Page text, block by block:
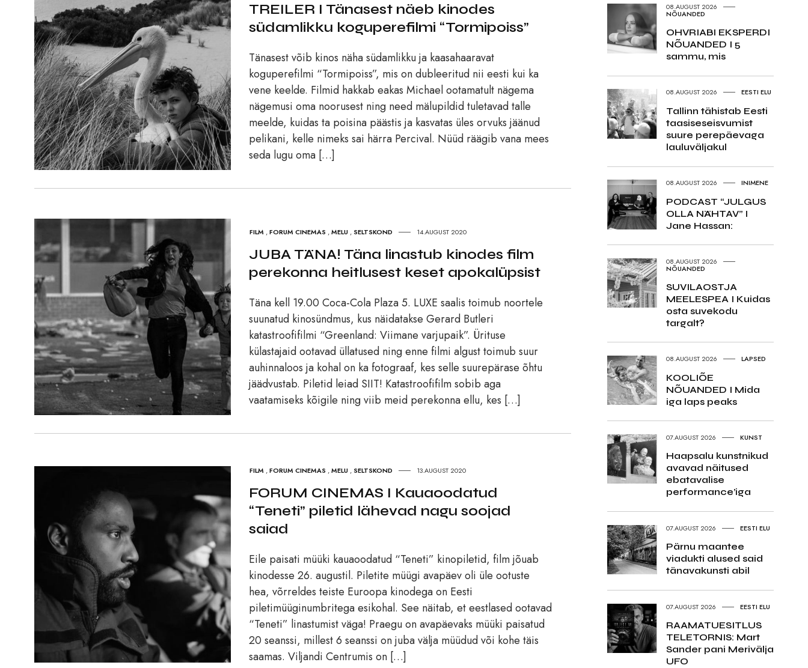
TREILER I Tänasest näeb kinodes
südamlikku koguperefilmi “Tormipoiss”
Tänasest võib kinos näha südamlikku ja kaasahaaravat
koguperefilmi “Tormipoiss”, mis on dubleeritud nii eesti kui ka
vene keelde. Filmid hakkab eakas Michael ootamatult nägema
nägemusi oma noorusest ning need mälupildid tuletavad talle
meelde, kuidas ta poisina päästis ja kasvatas üles orvuks jäänud
pelikani, kelle nimeks sai härra Percival. Nüüd räägib vana mees
seda lugu oma […]
FILM ,FORUM CINEMAS ,MELU , SELTSKOND 14.AUGUST 2020
JUBA TÄNA! Täna linastub kinodes film
perekonna heitlusest keset apokalüpsist
Täna kell 19.00 Coca-Cola Plaza 5. LUXE saalis toimub noortele
suunatud kinosündmus, kus näidatakse Gerard Butleri
katastroofifilmi “Greenland: Viimane varjupaik”. Ürituse
külastajaid ootavad üllatused ning enne filmi algust toimub suur
auhinnaloos ja kohal on ka fotograaf, kes selle suurepärase õhtu
jäädvustab. Piletid leiad SIIT! Katastroofifilm sobib aga
vaatamiseks kõigile ning viib meid perekonna ellu, kes […]
FILM ,FORUM CINEMAS ,MELU , SELTSKOND 13.AUGUST 2020
FORUM CINEMAS I Kauaoodatud
“Teneti” piletid lähevad nagu soojad
saiad
Eile paisati müüki kauaoodatud “Teneti” kinopiletid, film jõuab
kinodesse 26. augustil. Piletite müügi avapäev oli üle ootuste
hea, võrreldes teiste Euroopa kinodega on Eesti
piletimüüginumbritega esikohal. See näitab, et eestlased ootavad
“Teneti” linastumist väga! Praegu on avapäevaks müüki paisatud
20 seanssi, millest 6 seanssi on juba välja müüdud või kohe täis
saamas. Viljandi Centrumis on […]
08.AUGUST 2026
NÕUANDED
OHVRIABI EKSPERDI
NÕUANDED I 5
sammu, mis
08.AUGUST 2026 EESTI ELU
Tallinn tähistab Eesti
taasiseseisvumist
suure perepäevaga
lauluväljakul
08.AUGUST 2026 INIMENE
PODCAST “JULGUS
OLLA NÄHTAV” I
Jane Hassan:
08.AUGUST 2026
NÕUANDED
SUVILAOSTJA
MEELESPEA I Kuidas
osta suvekodu
targalt?
08.AUGUST 2026 LAPSED
KOOLIÕE
NÕUANDED I Mida
iga laps peaks
07.AUGUST 2026 KUNST
Haapsalu kunstnikud
avavad näitused
ebatavalise
performance’iga
07.AUGUST 2026 EESTI ELU
Pärnu maantee
viadukti alused said
tänavakunsti abil
07.AUGUST 2026 EESTI ELU
RAAMATUESITLUS
TELETORNIS: Mart
Sander pani Merivälja
UFO